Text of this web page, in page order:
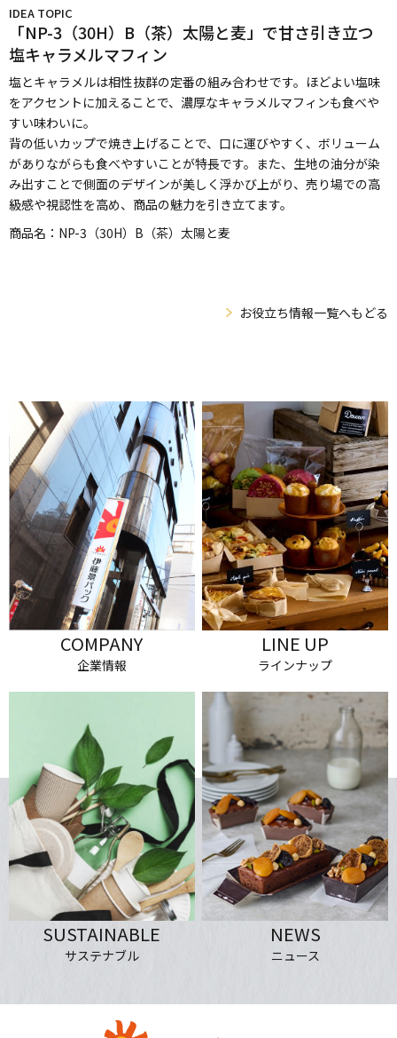
IDEA TOPIC
「NP-3（30H）B（茶）太陽と麦」で甘さ引き立つ
塩キャラメルマフィン
塩とキャラメルは相性抜群の定番の組み合わせです。ほどよい塩味
をアクセントに加えることで、濃厚なキャラメルマフィンも食べや
すい味わいに。
背の低いカップで焼き上げることで、口に運びやすく、ボリューム
がありながらも食べやすいことが特長です。また、生地の油分が染
み出すことで側面のデザインが美しく浮かび上がり、売り場での高
級感や視認性を高め、商品の魅力を引き立てます。
商品名： NP-3（30H）B（茶）太陽と麦
お役立ち情報一覧へもどる
COMPANY
企業情報
LINE UP
ラインナップ
SUSTAINABLE
サステナブル
NEWS
ニュース